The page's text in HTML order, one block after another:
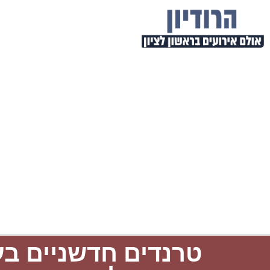
טרנדים חדשניים